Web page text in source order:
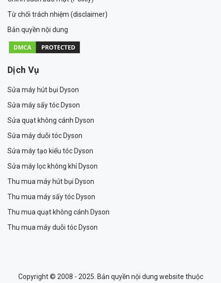
Từ chối trách nhiệm (disclaimer)
Bản quyền nội dung
Dịch Vụ
Sửa máy hút bụi Dyson
Sửa máy sấy tóc Dyson
Sửa quạt không cánh Dyson
Sửa máy duỗi tóc Dyson
Sửa máy tạo kiểu tóc Dyson
Sửa máy lọc không khí Dyson
Thu mua máy hút bụi Dyson
Thu mua máy sấy tóc Dyson
Thu mua quạt không cánh Dyson
Thu mua máy duỗi tóc Dyson
Copyright © 2008 - 2025. Bản quyền nội dung website thuộc